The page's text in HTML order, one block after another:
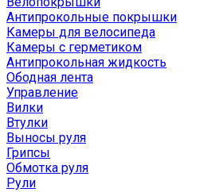
Антипрокольные покрышки
Камеры для велосипеда
Камеры с герметиком
Антипрокольная жидкость
Ободная лента
Управление
Вилки
Втулки
Выносы руля
Грипсы
Обмотка руля
Рули